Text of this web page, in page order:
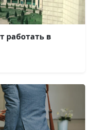
работать в